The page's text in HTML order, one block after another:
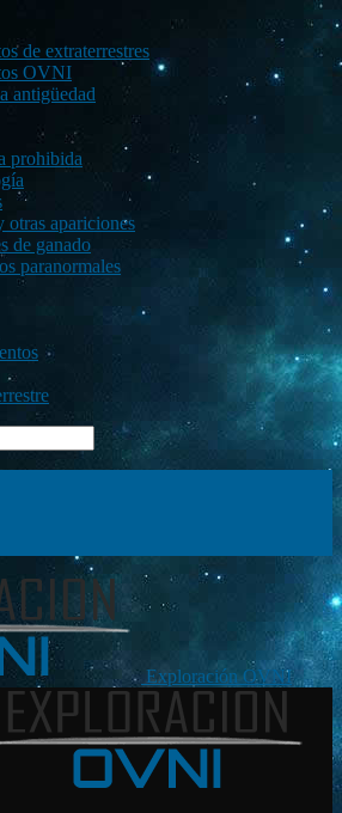
de extraterrestres
OVNI
antigüedad
prohibida
otras apariciones
de ganado
paranormales
Exploración OVNI